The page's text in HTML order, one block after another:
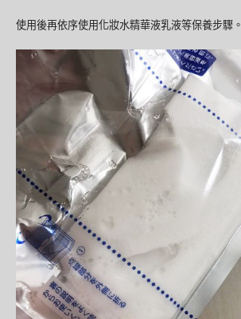
使用後再依序使用化妝水精華液乳液等保養步驟。